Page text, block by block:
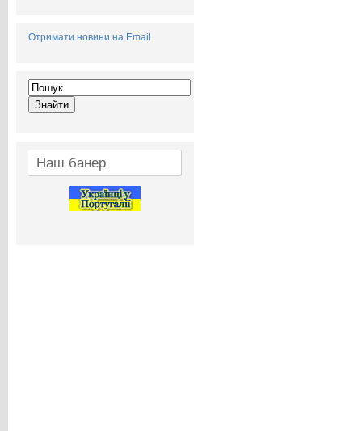
Отримати новини на Email
Наш банер